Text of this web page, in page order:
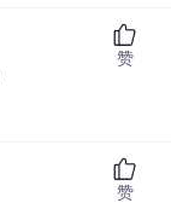
赞
赞